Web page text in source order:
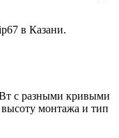
в Казани.
с разными кривыми
монтажа и тип